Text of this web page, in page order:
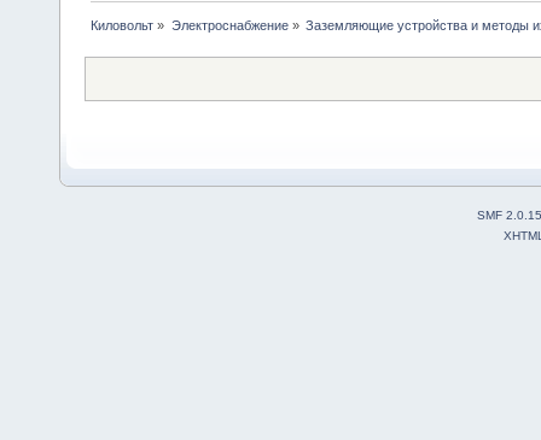
Киловольт » Электроснабжение» Заземляющие устройства и методы
SMF 2.0.15